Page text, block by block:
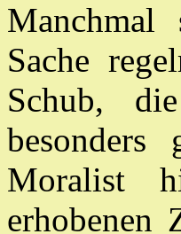
Sache
Schub,
besonders
Moralist
erhobenen